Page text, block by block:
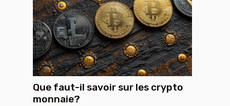
Que faut-il savoir sur les crypto
monnaie?